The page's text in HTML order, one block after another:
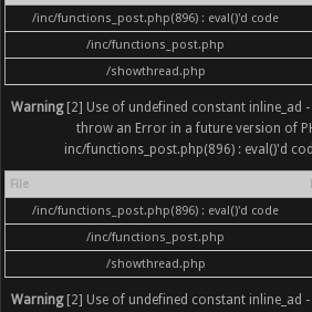
/inc/functions_post.php(896) : eval()'d code
/inc/functions_post.php
/showthread.php
Warning[2] Use of undefined constant inline_ad -
throw an Error in a future version of
inc/functions_post.php(896) : eval()'d
File
/inc/functions_post.php(896) : eval()'d code
/inc/functions_post.php
/showthread.php
Warning[2] Use of undefined constant inline_ad -